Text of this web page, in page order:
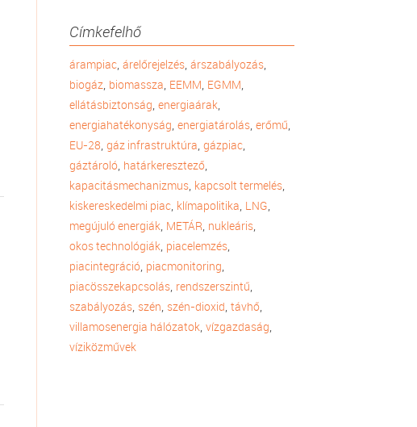
Címkefelhő
árampiac, árelőrejelzés, árszabályozás,
biogáz, biomassza, EEMM, EGMM,
ellátásbiztonság, energiaárak,
energiahatékonyság, energiatárolás, erőmű,
EU-28, gáz infrastruktúra, gázpiac,
gáztároló, határkeresztező,
kapacitásmechanizmus, kapcsolt termelés,
kiskereskedelmi piac, klímapolitika, LNG,
megújuló energiák, METÁR, nukleáris,
okos technológiák, piacelemzés,
piacintegráció, piacmonitoring,
piacösszekapcsolás, rendszerszintű,
szabályozás, szén, szén-dioxid, távhő,
villamosenergia hálózatok, vízgazdaság,
víziközművek